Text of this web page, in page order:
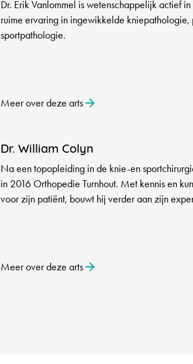
Dr. Erik Vanlommel is wetenschappelijk actief
ruime ervaring in ingewikkelde kniepathologie,
sportpathologie.
Meer over deze arts
Dr. William Colyn
Na een topopleiding in de knie-en
in 2016 Orthopedie Turnhout. Met kennis en
voor zijn patiënt, bouwt hij verder aan zijn
Meer over deze arts